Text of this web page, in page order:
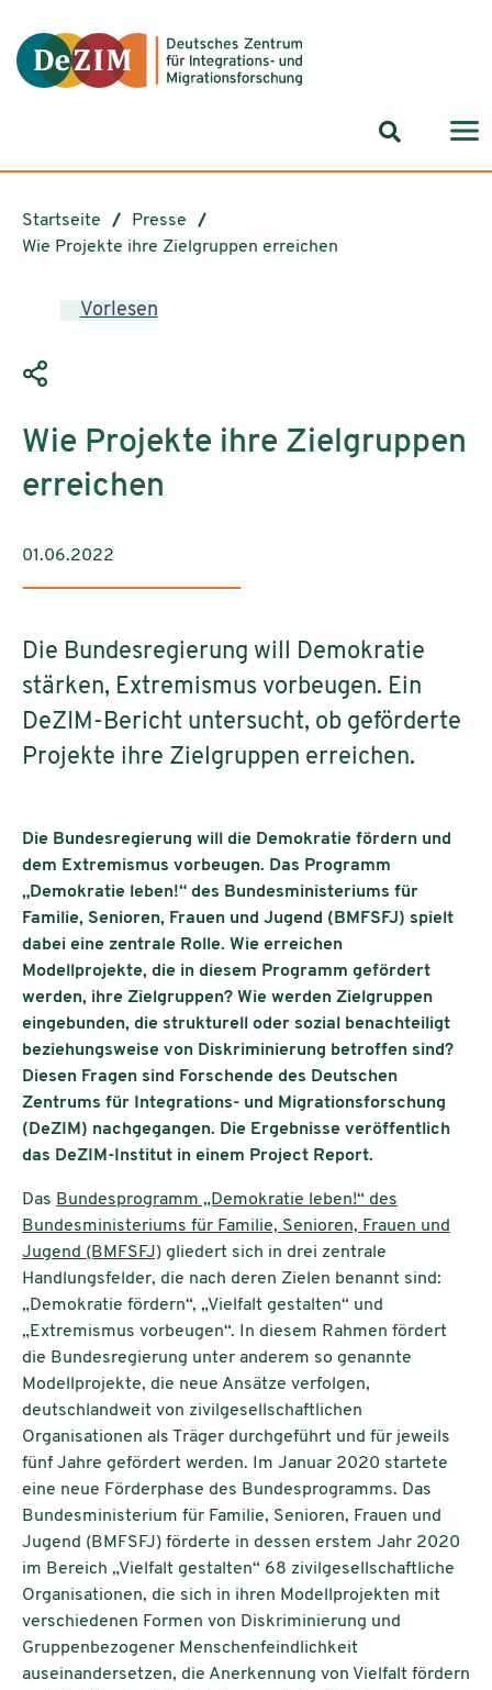
Startseite
Presse
Wie Projekte ihre Zielgruppen erreichen
Vorlesen
Wie Projekte ihre Zielgruppen
erreichen
01.06.2022
Die Bundesregierung will Demokratie
stärken, Extremismus vorbeugen. Ein
DeZIM-Bericht untersucht, ob geförderte
Projekte ihre Zielgruppen erreichen.
Die Bundesregierung will die Demokratie fördern und
dem Extremismus vorbeugen. Das Programm
„Demokratie leben!“ des Bundesministeriums für
Familie, Senioren, Frauen und Jugend (BMFSFJ) spielt
dabei eine zentrale Rolle. Wie erreichen
Modellprojekte, die in diesem Programm gefördert
werden, ihre Zielgruppen? Wie werden Zielgruppen
eingebunden, die strukturell oder sozial benachteiligt
beziehungsweise von Diskriminierung betroffen sind?
Diesen Fragen sind Forschende des Deutschen
Zentrums für Integrations- und Migrationsforschung
(DeZIM) nachgegangen. Die Ergebnisse veröffentlich
das DeZIM-Institut in einem Project Report.
Das Bundesprogramm „Demokratie leben!“ des
Bundesministeriums für Familie, Senioren, Frauen und
Jugend (BMFSFJ) gliedert sich in drei zentrale
Handlungsfelder, die nach deren Zielen benannt sind:
„Demokratie fördern“, „Vielfalt gestalten“ und
„Extremismus vorbeugen“. In diesem Rahmen fördert
die Bundesregierung unter anderem so genannte
Modellprojekte, die neue Ansätze verfolgen,
deutschlandweit von zivilgesellschaftlichen
Organisationen als Träger durchgeführt und für jeweils
fünf Jahre gefördert werden. Im Januar 2020 startete
eine neue Förderphase des Bundesprogramms. Das
Bundesministerium für Familie, Senioren, Frauen und
Jugend (BMFSFJ) förderte in dessen erstem Jahr 2020
im Bereich „Vielfalt gestalten“ 68 zivilgesellschaftliche
Organisationen, die sich in ihren Modellprojekten mit
verschiedenen Formen von Diskriminierung und
Gruppenbezogener Menschenfeindlichkeit
auseinandersetzen, die Anerkennung von Vielfalt fördern